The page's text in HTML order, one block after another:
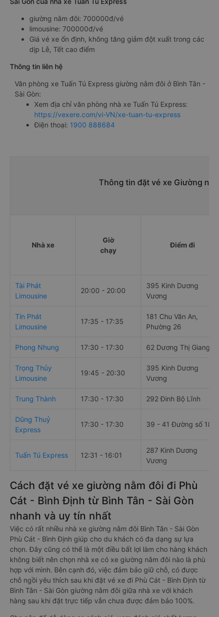
giường nằm đôi: 700000đ/vé
limousine: 700000đ/vé
Giá vé xe ổn định, không tăng giảm đột xuất trong các
dịp Lễ, Tết cao điểm
Thông tin liên hệ
Văn phòng xe Tuấn Tú Express giường nằm đôi ở Bình Tân -
Sài Gòn:
Xem địa chỉ văn phòng nhà xe Tuấn Tú Express:
https://vexere.com/vi-VN/xe-tuan-tu-express
Điện thoại: 1900 888684
Thông tin đặt vé xe Giường
Nhà xe
Giờ
chạy
Điểm đi
Tài Phát
Limousine
20:00 - 20:00
395 Kinh Dương
Vương
Tín Phát
Limousine
17:35 - 17:35
181 Chu Văn An,
Phường 26
Phong Nhung 17:30 - 17:30 62 Dương Thị Giang
Trọng Thủy
Limousine
19:45 - 20:30
395 Kinh Dương
Vương
Trung Thành 17:30 - 17:30 292 Đinh Bộ Lĩnh
Dũng Thuỷ
Express
17:30 - 17:30 39 - 41 Đường số 18
Tuấn Tú Express 12:31 - 16:01
287 Kinh Dương
Vương
Cách đặt vé xe giường nằm đôi đi Phù
Cát - Bình Định từ Bình Tân - Sài Gòn
nhanh và uy tín nhất
Việc có rất nhiều nhà xe giường nằm đôi Bình Tân - Sài Gòn
Phù Cát - Bình Định giúp cho du khách có đa dạng sự lựa
chọn. Đây cũng có thể là một điều bất lợi làm cho hàng khách
không biết nên chọn nhà xe có xe giường nằm đôi nào là phù
hợp với mình. Bên cạnh đó, việc đảm bảo giữ chỗ, có được
chỗ ngồi yêu thích sau khi đặt vé xe đi Phù Cát - Bình Định từ
Bình Tân - Sài Gòn giường nằm đôi giữa nhà xe với khách
hàng sau khi đặt trực tiếp vẫn chưa được đảm bảo 100%.